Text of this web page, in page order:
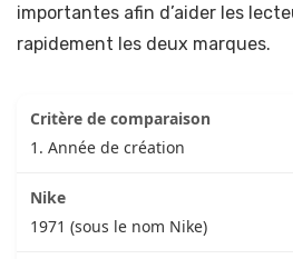
importantes afin d’aider les
rapidement les deux marques.
1. Année de création
1971 (sous le nom Nike)